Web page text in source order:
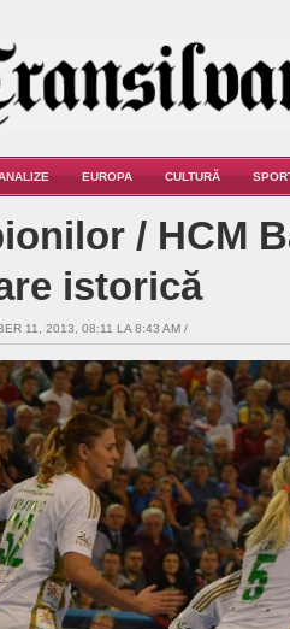
EUROPA CULTURĂ
/ HCM
istorică
11, 2013, 08:11 LA 8:43 AM /